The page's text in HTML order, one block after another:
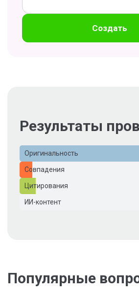
Создать
Результаты
Оригинальность
Совпадения
Цитирования
ИИ-контент
Популярные